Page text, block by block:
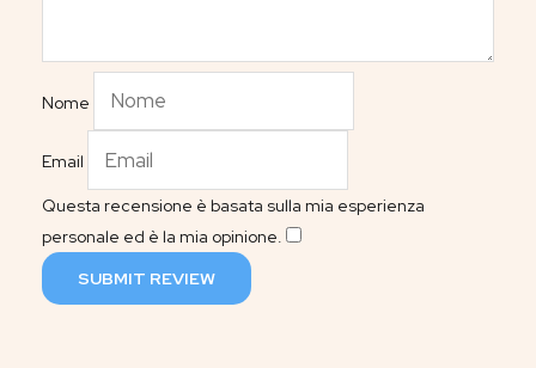
Nome
Email
Questa recensione è basata sulla mia esperienza
personale ed è la mia opinione.
SUBMIT REVIEW